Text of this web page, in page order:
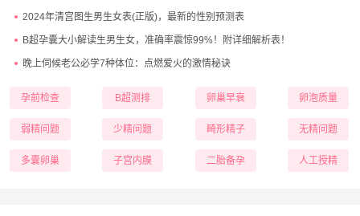
2024年清宫图生男生女表(正版)，最新的性别预测表
B超孕囊大小解读生男生女，准确率震惊99%！附详细解析表！
晚上伺候老公必学7种体位：点燃爱火的激情秘诀
孕前检查 B超测排 卵巢早衰 卵泡质量
弱精问题 少精问题 畸形精子 无精问题
多囊卵巢 子宫内膜 二胎备孕 人工授精